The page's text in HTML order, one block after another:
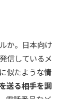
か。日本向け
信しているメ
似たような情
送る相手を調